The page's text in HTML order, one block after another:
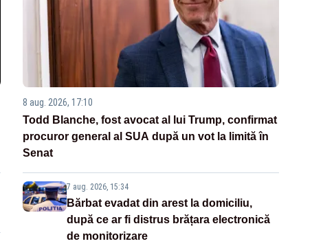
8 aug. 2026, 17:10
Todd Blanche, fost avocat al lui Trump, confirmat
procuror general al SUA după un vot la limită în
Senat
7 aug. 2026, 15:34
Bărbat evadat din arest la domiciliu,
după ce ar fi distrus brățara electronică
de monitorizare